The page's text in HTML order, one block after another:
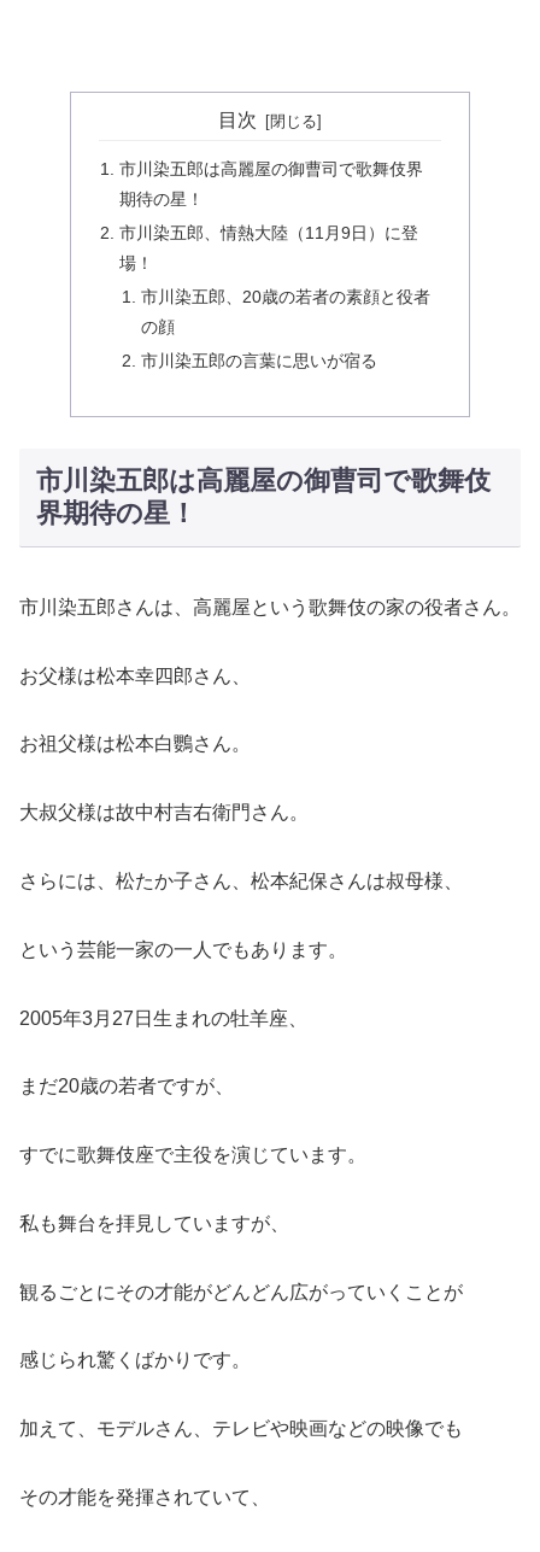
目次
市川染五郎は高麗屋の御曹司で歌舞伎界
期待の星！
市川染五郎、情熱大陸（11月9日）に登
場！
市川染五郎、20歳の若者の素顔と役者
の顔
市川染五郎の言葉に思いが宿る
市川染五郎は高麗屋の御曹司で歌舞伎
界期待の星！
市川染五郎さんは、高麗屋という歌舞伎の家の役者さん。
お父様は松本幸四郎さん、
お祖父様は松本白鸚さん。
大叔父様は故中村吉右衛門さん。
さらには、松たか子さん、松本紀保さんは叔母様、
という芸能一家の一人でもあります。
2005年3月27日生まれの牡羊座、
まだ20歳の若者ですが、
すでに歌舞伎座で主役を演じています。
私も舞台を拝見していますが、
観るごとにその才能がどんどん広がっていくことが
感じられ驚くばかりです。
加えて、モデルさん、テレビや映画などの映像でも
その才能を発揮されていて、